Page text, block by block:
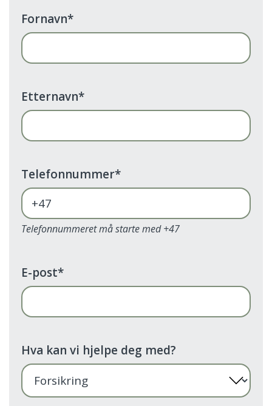
Fornavn*
Etternavn*
Telefonnummer*
Telefonnummeret må starte med +47
E-post*
Hva kan vi hjelpe deg med?